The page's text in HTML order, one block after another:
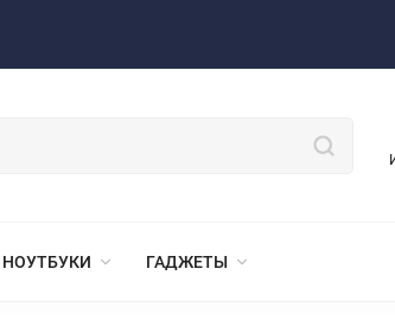
ГАДЖЕТЫ